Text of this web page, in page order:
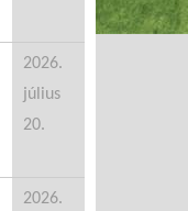
2026.
július
20.
2026.